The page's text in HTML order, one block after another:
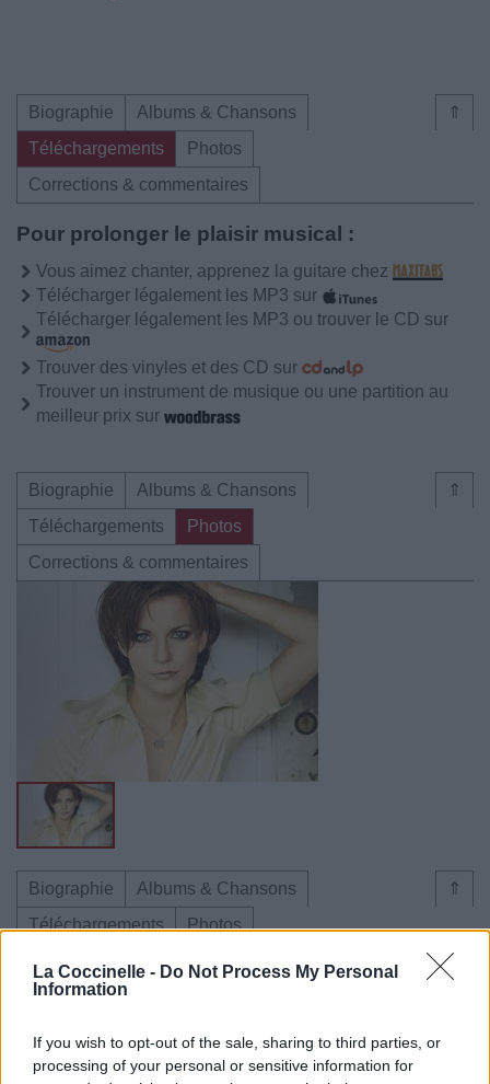
La Coccinelle - Do Not Process My Personal
Information
If you wish to opt-out of the sale, sharing to third parties, or
processing of your personal or sensitive information for
⇑
Biographie
Albums & Chansons
Téléchargements
Photos
Corrections & commentaires
Pour prolonger le plaisir musical :
Vous aimez chanter, apprenez la guitare chez
Télécharger légalement les MP3 sur
Télécharger légalement les MP3 ou trouver le CD sur
Trouver des vinyles et des CD sur
Trouver un instrument de musique ou une partition au
meilleur prix sur
⇑
Biographie
Albums & Chansons
Téléchargements
Photos
Corrections & commentaires
⇑
Biographie
Albums & Chansons
Téléchargements
Photos
Corrections & commentaires